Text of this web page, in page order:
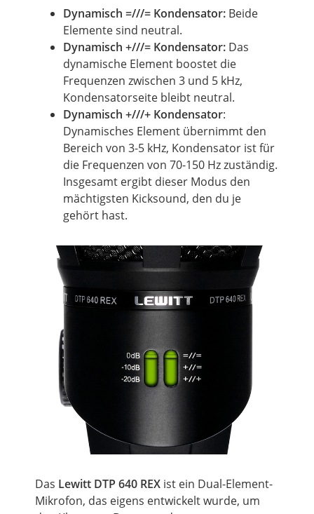
Dynamisch =///= Kondensator: Beide
Elemente sind neutral.
Dynamisch +///= Kondensator: Das
dynamische Element boostet die
Frequenzen zwischen 3 und 5 kHz,
Kondensatorseite bleibt neutral.
Dynamisch +///+ Kondensator​​​​​​​:
Dynamisches Element übernimmt den
Bereich von 3-5 kHz, Kondensator ist für
die Frequenzen von 70-150 Hz zuständig.
Insgesamt ergibt dieser Modus den
mächtigsten Kicksound, den du je
gehört hast.
Das Lewitt DTP 640 REX ist ein Dual-Element-
Mikrofon, das eigens entwickelt wurde, um